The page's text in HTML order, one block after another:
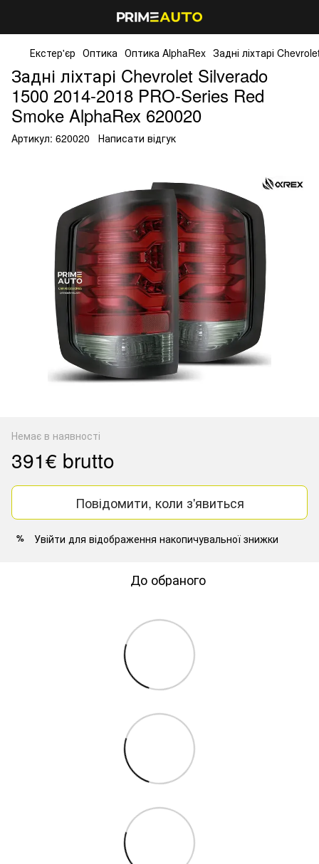
Екстер'єр Оптика Оптика AlphaRex Задні ліхтарі
Задні ліхтарі Chevrolet Silverado
1500 2014-2018 PRO-Series Red
Smoke AlphaRex 620020
Артикул: 620020 Написати відгук
Немає в наявності
391€ brutto
Повідомити, коли з'явиться
% Увійти для відображення накопичувальної знижки
До обраного